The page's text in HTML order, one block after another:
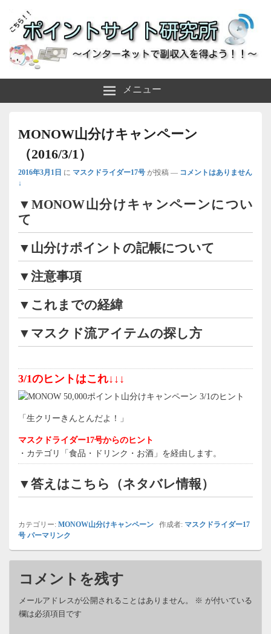
ポイントサイト研究所
メニュー
MONOW山分けキャンペーン
（2016/3/1）
2016年3月1日 に マスクドライダー17号 が投稿 — コメントはありません
↓
▼MONOW山分けキャンペーンについ
て
▼山分けポイントの記帳について
▼注意事項
▼これまでの経緯
▼マスクド流アイテムの探し方
3/1のヒントはこれ↓↓↓
「生クリーきんとんだよ！」
マスクドライダー17号からのヒント
・カテゴリ「食品・ドリンク・お酒」を経由します。
▼答えはこちら（ネタバレ情報）
カテゴリー: MONOW山分けキャンペーン 作成者: マスクドライダー17
号 パーマリンク
コメントを残す
メールアドレスが公開されることはありません。 ※ が付いている
欄は必須項目です